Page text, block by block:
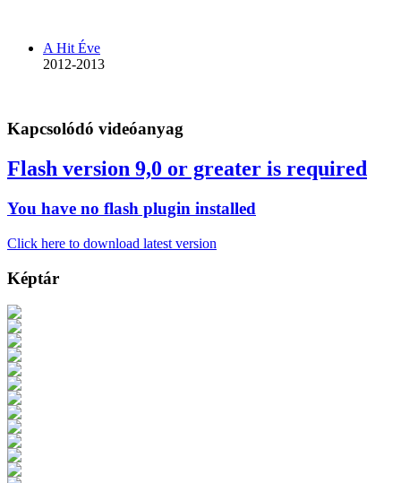
A Hit Éve
2012-2013
Kapcsolódó videóanyag
Flash version 9,0 or greater is required
You have no flash plugin installed
Click here to download latest version
Képtár